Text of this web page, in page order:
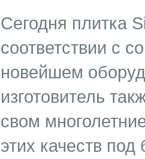
Сегодня плитка
соответствии с
новейшем
изготовитель
свом
этих качеств